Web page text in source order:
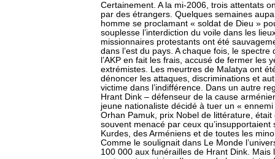
Certainement. A la mi-2006, trois attentats
par des étrangers. Quelques semaines
homme se proclamant « soldat de Dieu »
souplesse l’interdiction du voile dans les
missionnaires protestants ont été
dans l’est du pays. A chaque fois, le
l’AKP en fait les frais, accusé de fermer les
extrémistes. Les meurtres de Malatya ont
dénoncer les attaques, discriminations et
victime dans l’indifférence. Dans un autre
Hrant Dink – défenseur de la cause
jeune nationaliste décidé à tuer un «
Orhan Pamuk, prix Nobel de littérature, était
souvent menacé par ceux
Kurdes, des Arméniens et de toutes les
Comme le soulignait dans Le Monde
100 000 aux funérailles de Hrant Dink.